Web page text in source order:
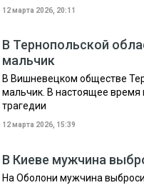
12 марта 2026, 20:11
В Тернопольской
мальчик
В Вишневецком обществе
мальчик. В настоящее время
трагедии
12 марта 2026, 15:39
В Киеве мужчина
На Оболони мужчина